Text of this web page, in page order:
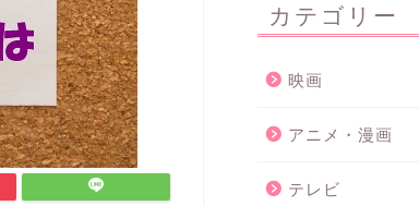
カテゴリー
映画
アニメ・漫画
テレビ